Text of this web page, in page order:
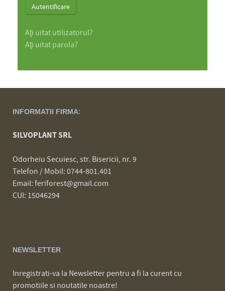
Autentificare
Aţi uitat utilizatorul?
Aţi uitat parola?
INFORMATII FIRMA:
SILVOPLANT SRL
Odorheiu Secuiesc, str. Bisericii, nr. 9
Telefon / Mobil: 0744-801.401
Email: feriforest@gmail.com
CUI: 15046294
NEWSLETTER
Inregistrati-va la Newsletter pentru a fi la curent cu
promotiile si noutatile noastre!